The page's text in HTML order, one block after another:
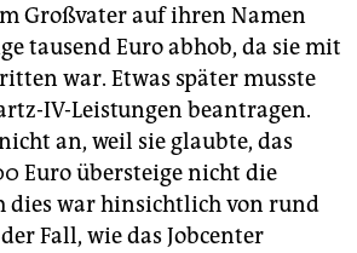
Großvater auf ihren Namen
tausend Euro abhob, da sie mit
war. Etwas später musste
IV-Leistungen beantragen.
an, weil sie glaubte, das
Euro übersteige nicht die
dies war hinsichtlich von rund
Fall, wie das Jobcenter